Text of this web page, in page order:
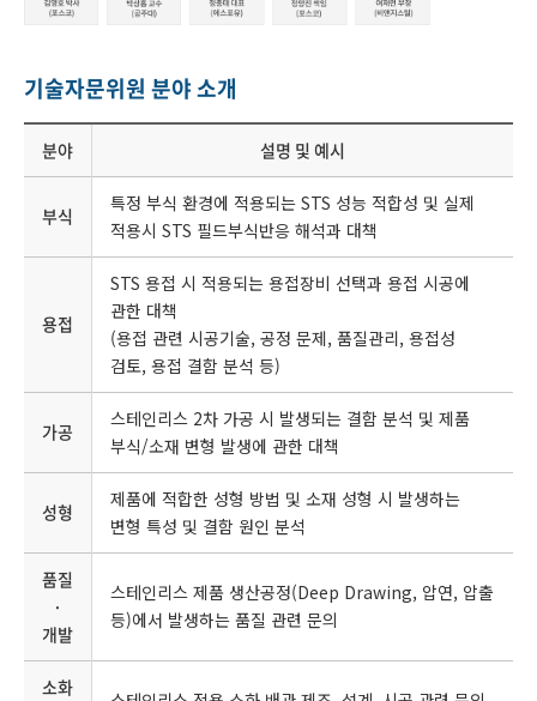
기술자문위원 분야 소개
분야 설명 및 예시
부식
특정 부식 환경에 적용되는 STS 성능 적합성 및 실제
적용시 STS 필드부식반응 해석과 대책
용접
STS 용접 시 적용되는 용접장비 선택과 용접 시공에
관한 대책
(용접 관련 시공기술, 공정 문제, 품질관리, 용접성
검토, 용접 결함 분석 등)
가공
스테인리스 2차 가공 시 발생되는 결함 분석 및 제품
부식/소재 변형 발생에 관한 대책
성형
제품에 적합한 성형 방법 및 소재 성형 시 발생하는
변형 특성 및 결함 원인 분석
품질
·
개발
스테인리스 제품 생산공정(Deep Drawing, 압연, 압출
등)에서 발생하는 품질 관련 문의
소화